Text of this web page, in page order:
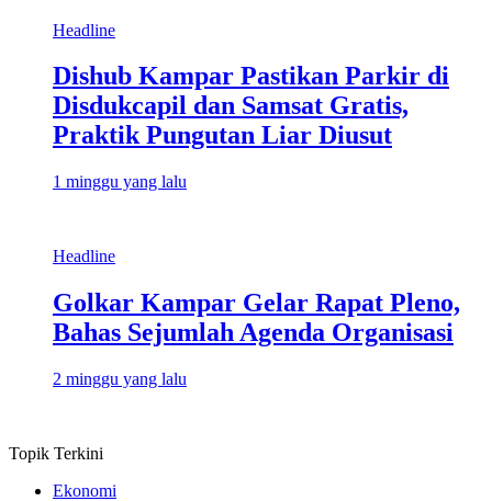
Headline
Dishub Kampar Pastikan Parkir di
Disdukcapil dan Samsat Gratis,
Praktik Pungutan Liar Diusut
1 minggu yang lalu
Headline
Golkar Kampar Gelar Rapat Pleno,
Bahas Sejumlah Agenda Organisasi
2 minggu yang lalu
Topik Terkini
Ekonomi